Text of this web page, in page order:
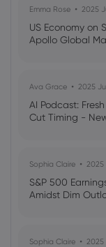
Emma Rose 2025
US Economy on
Apollo Global
Ava Grace 2025
AI Podcast:
Cut Timing -
Sophia Claire 2025
S&P 500
Amidst Dim
Sophia Claire 2025